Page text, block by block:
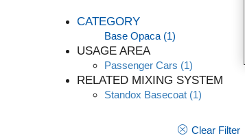
CATEGORY
Base Opaca (1)
USAGE AREA
Passenger Cars (1)
RELATED MIXING SYSTEM
Standox Basecoat (1)
Clear Filter